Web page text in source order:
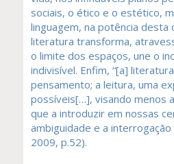
sociais, o ético e o estético,
linguagem, na potência desta
literatura transforma,
o limite dos espaços, une o
indivisível. Enfim, “[a]
pensamento; a leitura, uma
possíveis[…], visando menos
que a introduzir em nossas
ambiguidade e a interrogação
2009, p.52).